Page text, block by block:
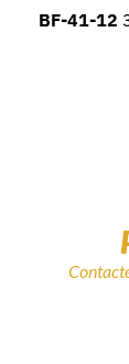
BF-41-12